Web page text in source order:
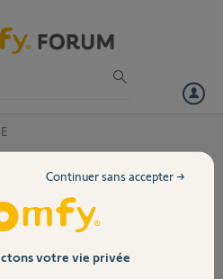
équateur 4
équateur 4 est compatible
votre vie privée
Continuer sans accepter →